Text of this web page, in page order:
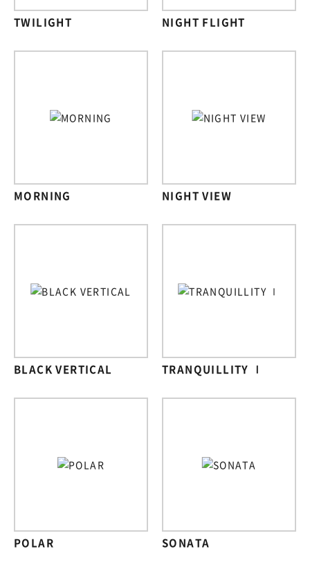
TWILIGHT NIGHT FLIGHT
MORNING NIGHT VIEW
BLACK VERTICAL TRANQUILLITY Ⅰ
POLAR SONATA